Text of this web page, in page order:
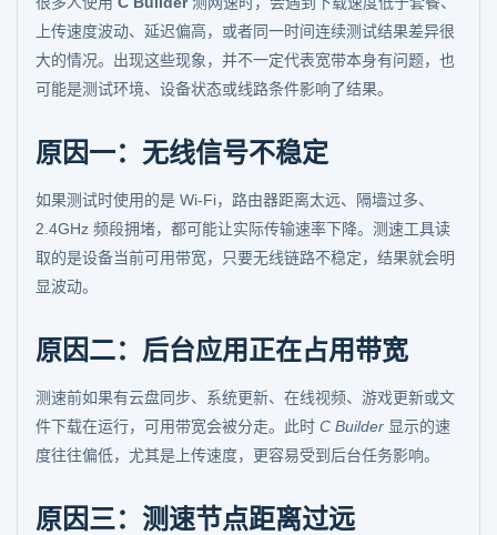
上传速度波动、延迟偏高，或者同一时间连续测试结果差异很
大的情况。出现这些现象，并不一定代表宽带本身有问题，也
可能是测试环境、设备状态或线路条件影响了结果。
原因一：无线信号不稳定
如果测试时使用的是 Wi-Fi，路由器距离太远、隔墙过多、
2.4GHz 频段拥堵，都可能让实际传输速率下降。测速工具读
取的是设备当前可用带宽，只要无线链路不稳定，结果就会明
显波动。
原因二：后台应用正在占用带宽
测速前如果有云盘同步、系统更新、在线视频、游戏更新或文
件下载在运行，可用带宽会被分走。此时 C Builder 显示的速
度往往偏低，尤其是上传速度，更容易受到后台任务影响。
原因三：测速节点距离过远